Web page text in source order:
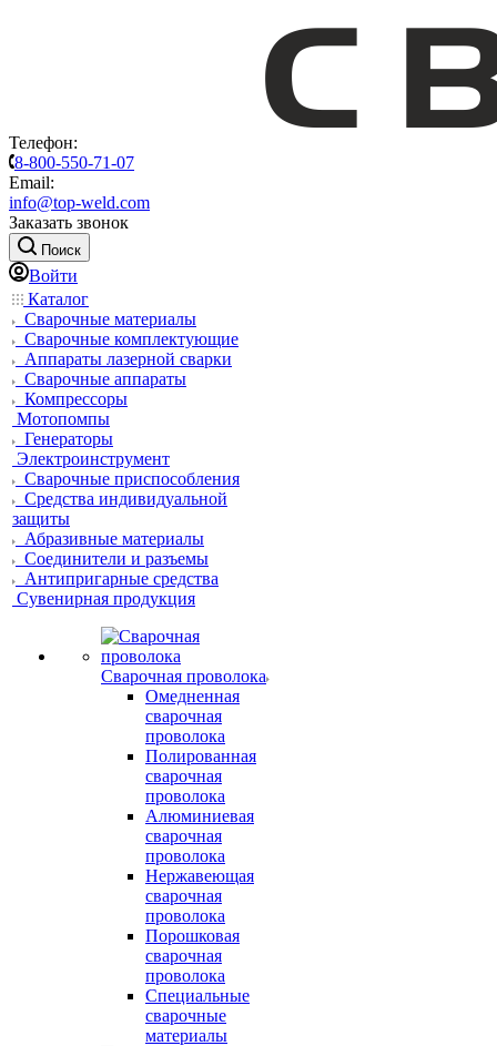
Телефон:
8-800-550-71-07
Email:
info@top-weld.com
Заказать звонок
Поиск
Войти
Каталог
Сварочные материалы
Сварочные комплектующие
Аппараты лазерной сварки
Сварочные аппараты
Компрессоры
Мотопомпы
Генераторы
Электроинструмент
Сварочные приспособления
Средства индивидуальной
защиты
Абразивные материалы
Соединители и разъемы
Антипригарные средства
Сувенирная продукция
Сварочная проволока
Омедненная
сварочная
проволока
Полированная
сварочная
проволока
Алюминиевая
сварочная
проволока
Нержавеющая
сварочная
проволока
Порошковая
сварочная
проволока
Специальные
сварочные
материалы